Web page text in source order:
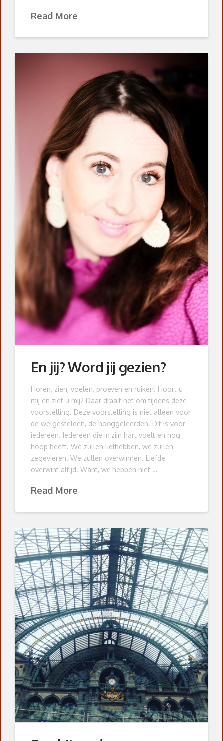
Read More
En jij? Word jij gezien?
Horen, zien, voelen, proeven en ruiken! Hoort u
mij en ziet u mij? Daar draait het om tijdens deze
voorstelling. Deze voorstelling is niet alleen voor
de welgestelden, de hooggeleerden. Dit is voor
iedereen. Iedereen die in zijn hart voelt en nog
hoop heeft. We zullen liefhebben, we zullen
zegevieren. We zullen overwinnen. Liefde
overwint altijd. Want, we hebben niet …
Read More